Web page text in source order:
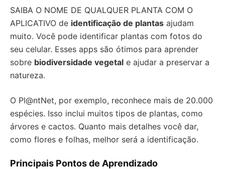
SAIBA O NOME DE QUALQUER PLANTA COM O
APLICATIVO de identificação de plantas ajudam
muito. Você pode identificar plantas com fotos do
seu celular. Esses apps são ótimos para aprender
sobre biodiversidade vegetal e ajudar a preservar a
natureza.
O Pl@ntNet, por exemplo, reconhece mais de 20.000
espécies. Isso inclui muitos tipos de plantas, como
árvores e cactos. Quanto mais detalhes você dar,
como flores e folhas, melhor será a identificação.
Principais Pontos de Aprendizado